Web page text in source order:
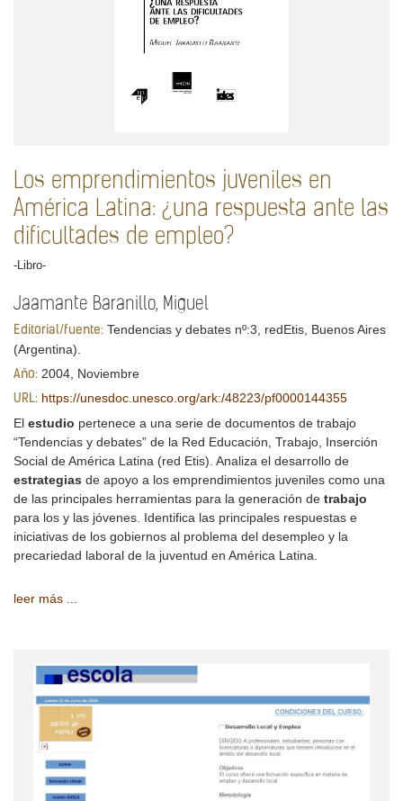
Los emprendimientos juveniles en
América Latina: ¿una respuesta ante las
dificultades de empleo?
-Libro-
Jaamante Baranillo, Miguel
Editorial/fuente: Tendencias y debates nº:3, redEtis, Buenos Aires
(Argentina).
Año: 2004, Noviembre
URL: https://unesdoc.unesco.org/ark:/48223/pf0000144355
El estudio pertenece a una serie de documentos de trabajo
“Tendencias y debates” de la Red Educación, Trabajo, Inserción
Social de América Latina (red Etis). Analiza el desarrollo de
estrategias de apoyo a los emprendimientos juveniles como una
de las principales herramientas para la generación de trabajo
para los y las jóvenes. Identifica las principales respuestas e
iniciativas de los gobiernos al problema del desempleo y la
precariedad laboral de la juventud en América Latina.
leer más ...